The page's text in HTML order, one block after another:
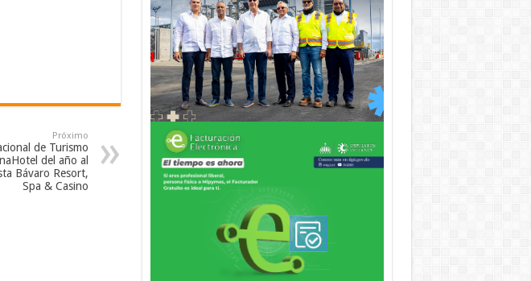
Próximo
de Turismo
del año al
Bávaro Resort,
Spa & Casino